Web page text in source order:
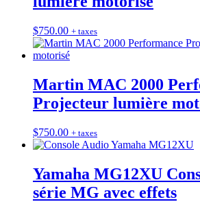
$750.00 + taxes
Martin MAC 2000
Projecteur lumière
$750.00 + taxes
Yamaha MG12XU
série MG avec effets